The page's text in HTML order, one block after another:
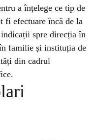
a înțelege ce tip de
fi efectuare încă de la
indicații spre direcția în
familie și instituția de
din cadrul